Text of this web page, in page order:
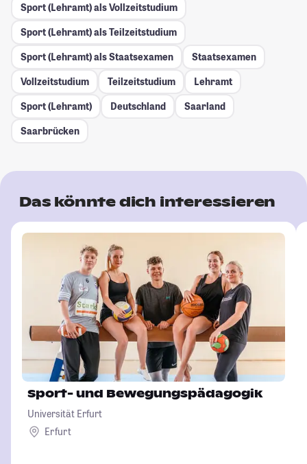
Sport (Lehramt) als Vollzeitstudium
Sport (Lehramt) als Teilzeitstudium
Sport (Lehramt) als Staatsexamen
Staatsexamen
Vollzeitstudium
Teilzeitstudium
Lehramt
Sport (Lehramt)
Deutschland
Saarland
Saarbrücken
Das könnte dich interessieren
Sport- und Bewegungspädagogik
Universität Erfurt
Erfurt